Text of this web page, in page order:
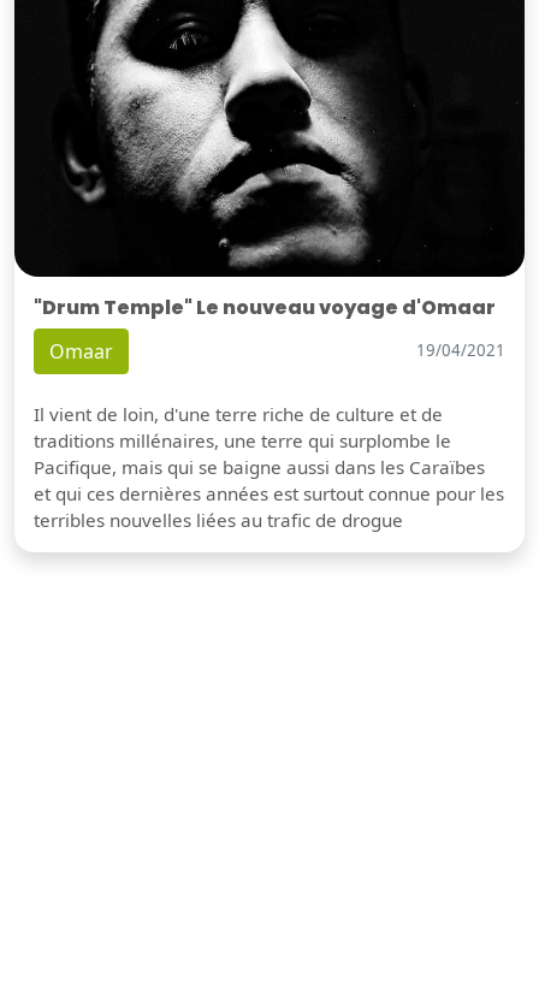
"Drum Temple" Le nouveau voyage d'Omaar
Omaar 19/04/2021
Il vient de loin, d'une terre riche de culture et de
traditions millénaires, une terre qui surplombe le
Pacifique, mais qui se baigne aussi dans les Caraïbes
et qui ces dernières années est surtout connue pour les
terribles nouvelles liées au trafic de drogue